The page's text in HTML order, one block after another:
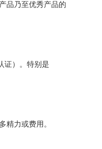
品乃至优秀产品的
证）。特别是
精力或费用。